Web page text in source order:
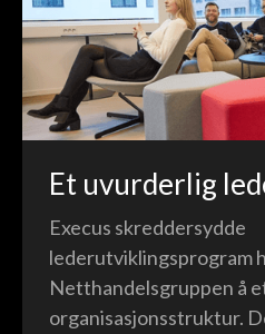
Et uvurderlig
Execus skreddersydde
lederutviklingsprogram
Netthandelsgruppen å
organisasjonsstruktur.